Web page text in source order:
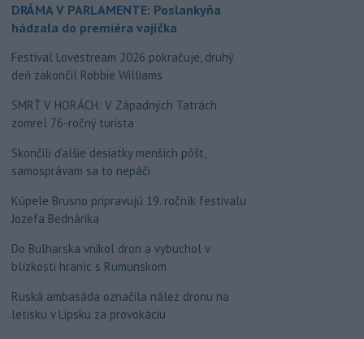
DRÁMA V PARLAMENTE: Poslankyňa
hádzala do premiéra vajíčka
Festival Lovestream 2026 pokračuje, druhý
deň zakončil Robbie Williams
SMRŤ V HORÁCH: V Západných Tatrách
zomrel 76-ročný turista
Skončili ďalšie desiatky menších pôšt,
samosprávam sa to nepáči
Kúpele Brusno pripravujú 19. ročník festivalu
Jozefa Bednárika
Do Bulharska vnikol dron a vybuchol v
blízkosti hraníc s Rumunskom
Ruská ambasáda označila nález dronu na
letisku v Lipsku za provokáciu